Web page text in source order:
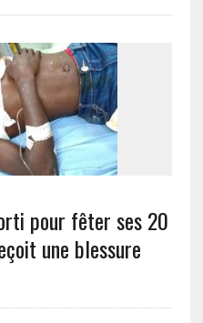
pour fêter ses 20
une blessure